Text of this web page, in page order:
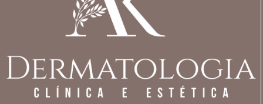
INTENSA PULSADA?